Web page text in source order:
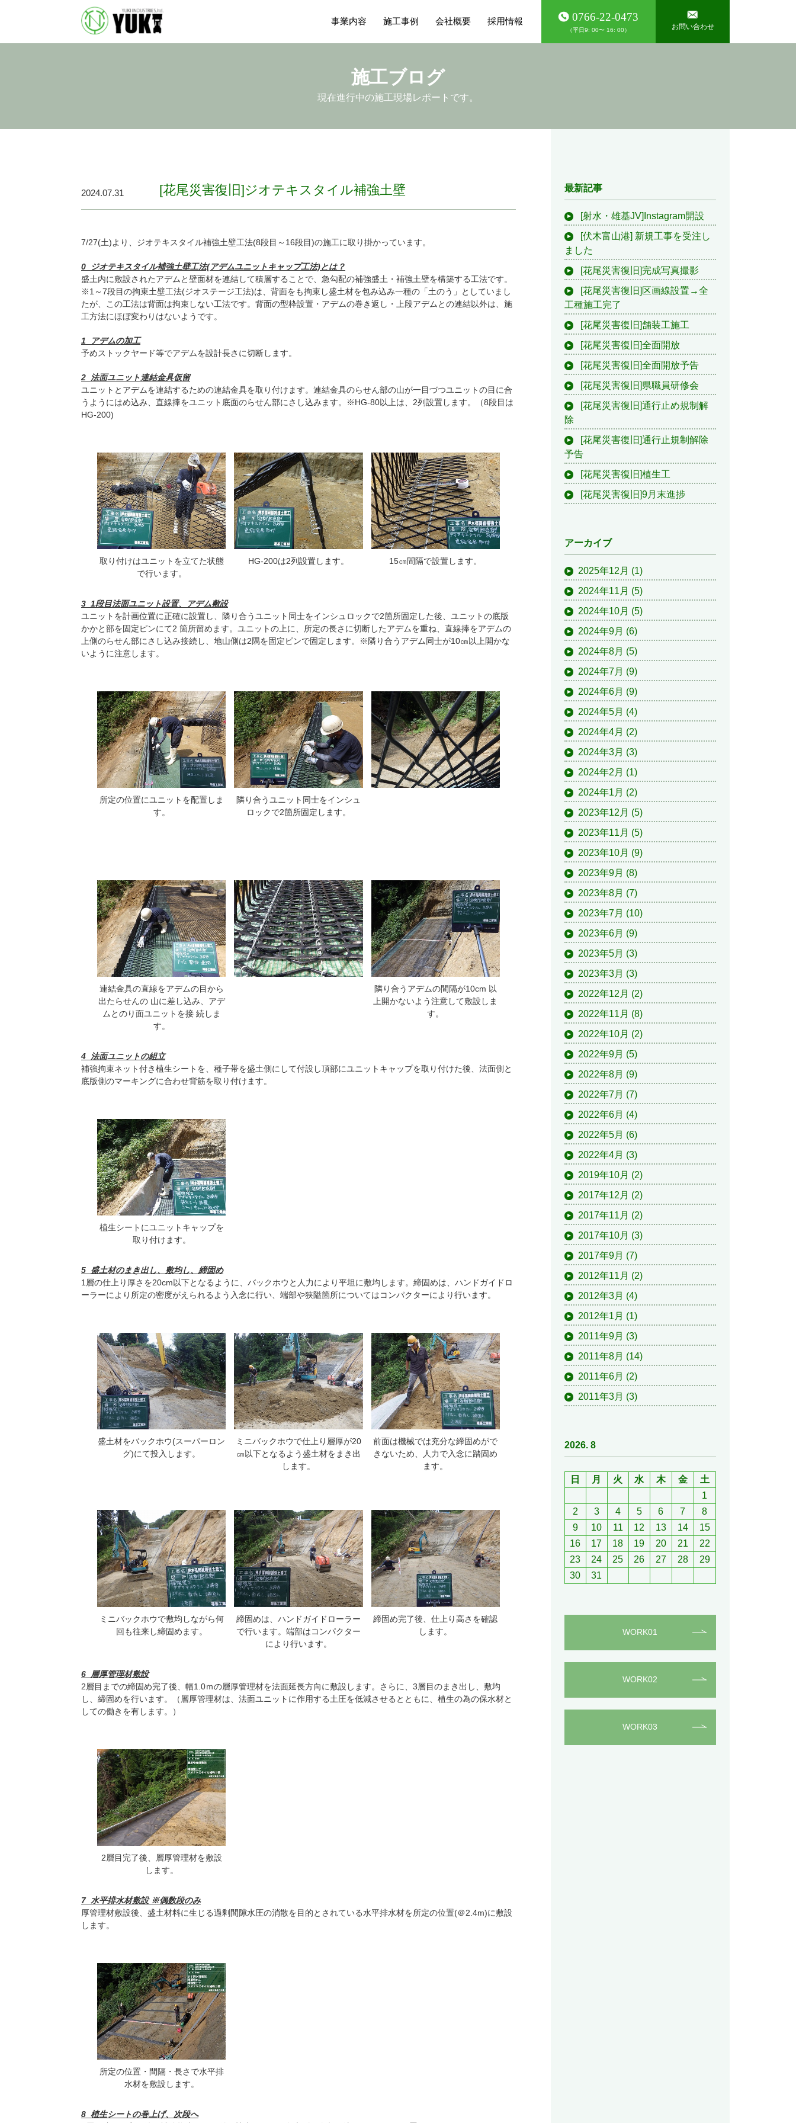
事業内容 施工事例 会社概要 採用情報 0766-22-0473
（平日9: 00〜 16: 00） お問い合わせ
施工ブログ
現在進行中の施工現場レポートです。
2024.07.31 [花尾災害復旧]ジオテキスタイル補強土壁
7/27(土)より、ジオテキスタイル補強土壁工法(8段目～16段目)の施工に取り掛かっています。
0 _ジオテキスタイル補強土壁工法(アデムユニットキャップ工法)とは？
盛土内に敷設されたアデムと壁面材を連結して積層することで、急勾配の補強盛土・補強土壁を構築する工法です。
※1～7段目の拘束土壁工法(ジオステージ工法)は、背面をも拘束し盛土材を包み込み一種の「土のう」としていまし
たが、この工法は背面は拘束しない工法です。背面の型枠設置・アデムの巻き返し・上段アデムとの連結以外は、施
工方法にほぼ変わりはないようです。
1_アデムの加工
予めストックヤード等でアデムを設計長さに切断します。
2_法面ユニット連結金具仮留
ユニットとアデムを連結するための連結金具を取り付けます。連結金具のらせん部の山が一目づつユニットの目に合
うようにはめ込み、直線捧をユニット底面のらせん部にさし込みます。※HG-80以上は、2列設置します。（8段目は
HG-200)
取り付けはユニットを立てた状態
で行います。
HG-200は2列設置します。 15㎝間隔で設置します。
3_1段目法面ユニット設置、アデム敷設
ユニットを計画位置に正確に設置し、隣り合うユニット同士をインシュロックで2箇所固定した後、ユニットの底版
かかと部を固定ピンにて2 箇所留めます。ユニットの上に、所定の長さに切断したアデムを重ね、直線捧をアデムの
上側のらせん部にさし込み接続し、地山側は2隅を固定ピンで固定します。※隣り合うアデム同士が10㎝以上開かな
いように注意します。
所定の位置にユニットを配置しま
す。
隣り合うユニット同士をインシュ
ロックで2箇所固定します。
連結金具の直線をアデムの目から
出たらせんの 山に差し込み、アデ
ムとのり面ユニットを接 続しま
す。
隣り合うアデムの間隔が10cm 以
上開かないよう注意して敷設しま
す。
4_法面ユニットの組立
補強拘束ネット付き植生シートを、種子帯を盛土側にして付設し頂部にユニットキャップを取り付けた後、法面側と
底版側のマーキングに合わせ背筋を取り付けます。
植生シートにユニットキャップを
取り付けます。
5_盛土材のまき出し、敷均し、締固め
1層の仕上り厚さを20cm以下となるように、バックホウと人力により平坦に敷均します。締固めは、ハンドガイドロ
ーラーにより所定の密度がえられるよう入念に行い、端部や狭隘箇所についてはコンパクターにより行います。
盛土材をバックホウ(スーパーロン
グ)にて投入します。
ミニバックホウで仕上り層厚が20
㎝以下となるよう盛土材をまき出
します。
前面は機械では充分な締固めがで
きないため、人力で入念に踏固め
ます。
ミニバックホウで敷均しながら何
回も往来し締固めます。
締固めは、ハンドガイドローラー
で行います。端部はコンパクター
により行います。
締固め完了後、仕上り高さを確認
します。
6_層厚管理材敷設
2層目までの締固め完了後、幅1.0ｍの層厚管理材を法面延長方向に敷設します。さらに、3層目のまき出し、敷均
し、締固めを行います。（層厚管理材は、法面ユニットに作用する土圧を低減させるとともに、植生の為の保水材と
しての働きを有します。）
2層目完了後、層厚管理材を敷設
します。
7_水平排水材敷設 ※偶数段のみ
厚管理材敷設後、盛土材料に生じる過剰間隙水圧の消散を目的とされている水平排水材を所定の位置(＠2.4m)に敷設
します。
所定の位置・間隔・長さで水平排
水材を敷設します。
8_植生シートの巻上げ、次段へ
最新記事
[射水・雄基JV]Instagram開設
[伏木富山港] 新規工事を受注し
ました
[花尾災害復旧]完成写真撮影
[花尾災害復旧]区画線設置→全
工種施工完了
[花尾災害復旧]舗装工施工
[花尾災害復旧]全面開放
[花尾災害復旧]全面開放予告
[花尾災害復旧]県職員研修会
[花尾災害復旧]通行止め規制解
除
[花尾災害復旧]通行止規制解除
予告
[花尾災害復旧]植生工
[花尾災害復旧]9月末進捗
アーカイブ
2025年12月 (1)
2024年11月 (5)
2024年10月 (5)
2024年9月 (6)
2024年8月 (5)
2024年7月 (9)
2024年6月 (9)
2024年5月 (4)
2024年4月 (2)
2024年3月 (3)
2024年2月 (1)
2024年1月 (2)
2023年12月 (5)
2023年11月 (5)
2023年10月 (9)
2023年9月 (8)
2023年8月 (7)
2023年7月 (10)
2023年6月 (9)
2023年5月 (3)
2023年3月 (3)
2022年12月 (2)
2022年11月 (8)
2022年10月 (2)
2022年9月 (5)
2022年8月 (9)
2022年7月 (7)
2022年6月 (4)
2022年5月 (6)
2022年4月 (3)
2019年10月 (2)
2017年12月 (2)
2017年11月 (2)
2017年10月 (3)
2017年9月 (7)
2012年11月 (2)
2012年3月 (4)
2012年1月 (1)
2011年9月 (3)
2011年8月 (14)
2011年6月 (2)
2011年3月 (3)
2026. 8
日 月 火 水 木 金
土
1
2
3 4 5 6 7
8
9
10 11 12 13 14
15
16
17 18 19 20 21
22
23
24 25 26 27 28
29
30
31
WORK01
WORK02
WORK03